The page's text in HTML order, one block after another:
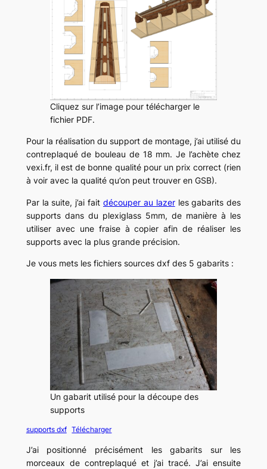
Cliquez sur l’image pour télécharger le
fichier PDF.
Pour la réalisation du support de montage, j’ai utilisé du
contreplaqué de bouleau de 18 mm. Je l’achète chez
vexi.fr, il est de bonne qualité pour un prix correct (rien
à voir avec la qualité qu’on peut trouver en GSB).
Par la suite, j’ai fait découper au lazerles gabarits des
supports dans du plexiglass 5mm, de manière à les
utiliser avec une fraise à copier afin de réaliser les
supports avec la plus grande précision.
Je vous mets les fichiers sources dxf des 5 gabarits :
Un gabarit utilisé pour la découpe des
supports
supports dxf Télécharger
J’ai positionné précisément les gabarits sur les
morceaux de contreplaqué et j’ai tracé. J’ai ensuite